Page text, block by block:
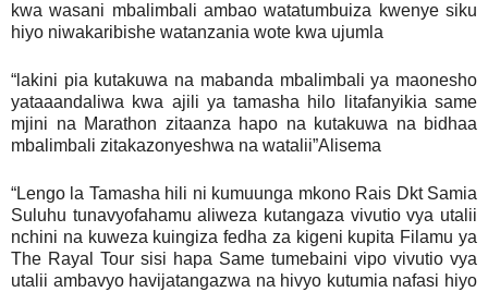
kwa wasani mbalimbali ambao watatumbuiza kwenye siku
hiyo niwakaribishe watanzania wote kwa ujumla
“lakini pia kutakuwa na mabanda mbalimbali ya maonesho
yataaandaliwa kwa ajili ya tamasha hilo litafanyikia same
mjini na Marathon zitaanza hapo na kutakuwa na bidhaa
mbalimbali zitakazonyeshwa na watalii”Alisema
“Lengo la Tamasha hili ni kumuunga mkono Rais Dkt Samia
Suluhu tunavyofahamu aliweza kutangaza vivutio vya utalii
nchini na kuweza kuingiza fedha za kigeni kupita Filamu ya
The Rayal Tour sisi hapa Same tumebaini vipo vivutio vya
utalii ambavyo havijatangazwa na hivyo kutumia nafasi hiyo